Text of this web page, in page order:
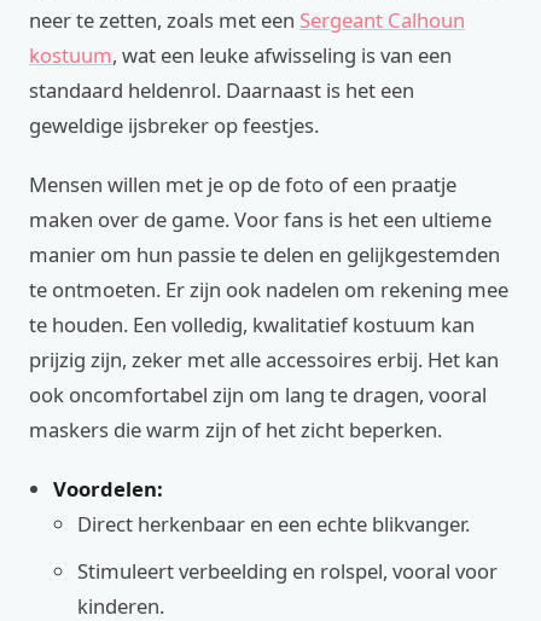
neer te zetten, zoals met een Sergeant Calhoun
kostuum, wat een leuke afwisseling is van een
standaard heldenrol. Daarnaast is het een
geweldige ijsbreker op feestjes.
Mensen willen met je op de foto of een praatje
maken over de game. Voor fans is het een ultieme
manier om hun passie te delen en gelijkgestemden
te ontmoeten. Er zijn ook nadelen om rekening mee
te houden. Een volledig, kwalitatief kostuum kan
prijzig zijn, zeker met alle accessoires erbij. Het kan
ook oncomfortabel zijn om lang te dragen, vooral
maskers die warm zijn of het zicht beperken.
Voordelen:
Direct herkenbaar en een echte blikvanger.
Stimuleert verbeelding en rolspel, vooral voor
kinderen.